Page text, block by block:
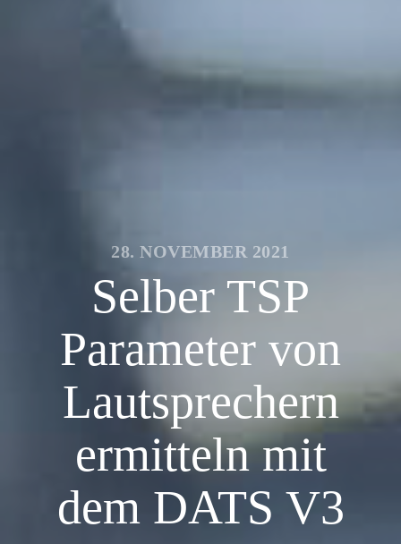
28. NOVEMBER 2021
Selber TSP
Parameter von
Lautsprechern
ermitteln mit
dem DATS V3